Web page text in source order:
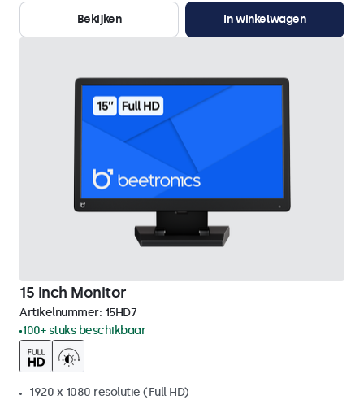
Bekijken
In winkelwagen
15 Inch Monitor
Artikelnummer: 15HD7
100+ stuks beschikbaar
1920 x 1080 resolutie (Full HD)